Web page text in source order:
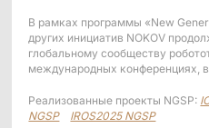
В рамках программы «New
других инициатив NOKOV
глобальному сообществу
международных конференциях,
Реализованные проекты NGSP:
NGSP
IROS2025 NGSP